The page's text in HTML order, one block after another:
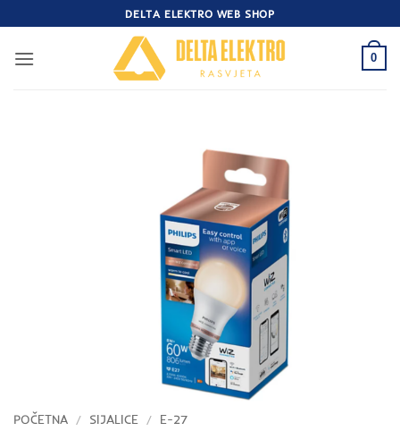
to
content
DELTA ELEKTRO WEB SHOP
0
POČETNA / SIJALICE / E-27